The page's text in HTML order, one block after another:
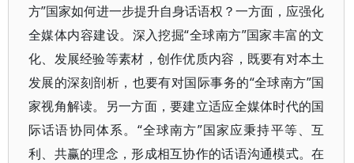
方”国家如何进一步提升自身话语权？一方面，应强化
全媒体内容建设。深入挖掘“全球南方”国家丰富的文
化、发展经验等素材，创作优质内容，既要有对本土
发展的深刻剖析，也要有对国际事务的“全球南方”国
家视角解读。另一方面，要建立适应全媒体时代的国
际话语协同体系。“全球南方”国家应秉持平等、互
利、共赢的理念，形成相互协作的话语沟通模式。在